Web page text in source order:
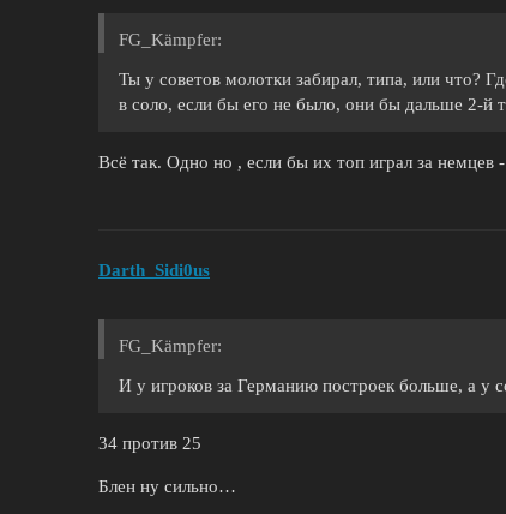
FG_Kämpfеr:
Ты у советов молотки забирал, типа, или что?
в соло, если бы его не было, они бы дальше 2-й
Всё так. Одно но , если бы их топ играл за
Darth_Sidi0us
FG_Kämpfеr:
И у игроков за Германию построек больше, а у
34 против 25
Блен ну сильно…